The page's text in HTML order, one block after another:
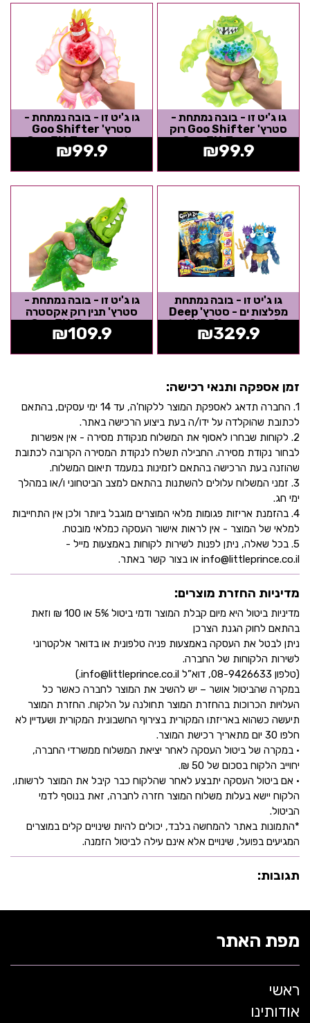
גו ג'יט זו - בובה נמתחת -
סטרץ' Goo Shifter רוק
התנין - Goo Jit Zu
₪99.9
גו ג'יט זו - בובה נמתחת -
סטרץ' Goo Shifter
בלאזאגון - Goo Jit Zu
₪99.9
גו ג'יט זו - בובה נמתחת
מפלצות ים - סטרץ' Deep
Goo Sea קינג HYDRA מלך
הסטרצ'ים -...
₪329.9
גו ג'יט זו - בובה נמתחת -
סטרץ' תנין רוק אקסטרה
סקווישי - Goo Jit Zu
₪109.9
זמן אספקה ותנאי רכישה:
1. החברה תדאג לאספקת המוצר ללקוח'ה, עד 14 ימי עסקים, בהתאם
לכתובת שהוקלדה על ידו/ה בעת ביצוע הרכישה באתר.
2. לקוחות שבחרו לאסוף את המשלוח מנקודת מסירה - אין אפשרות
לבחור נקודת מסירה. החבילה תשלח לנקודת המסירה הקרובה לכתובת
שהוזנה בעת הרכישה בהתאם לזמינות במעמד תיאום המשלוח.
3. זמני המשלוח עלולים להשתנות בהתאם למצב הביטחוני ו/או במהלך
ימי חג.
4. בהזמנת אריזות פגומות מלאי המוצרים מוגבל ביותר ולכן אין התחייבות
למלאי של המוצר - אין לראות אישור העסקה כמלאי מובטח.
5. בכל שאלה, ניתן לפנות לשירות לקוחות באמצעות מייל -
info@littleprince.co.il או בצור קשר באתר.
מדיניות החזרת מוצרים:
מדיניות ביטול היא מיום קבלת המוצר ודמי ביטול 5% או 100 ₪ וזאת
בהתאם לחוק הגנת הצרכן
ניתן לבטל את העסקה באמצעות פניה טלפונית או בדואר אלקטרוני
לשירות הלקוחות של החברה.
(טלפון 08-9426633, דוא”ל info@littleprince.co.il.)
במקרה שהביטול אושר – יש להשיב את המוצר לחברה כאשר כל
העלויות הכרוכות בהחזרת המוצר תחולנה על הלקוח. החזרת המוצר
תיעשה כשהוא באריזתו המקורית בצירוף החשבונית המקורית ושעדיין לא
חלפו 30 יום מתאריך רכישת המוצר.
• במקרה של ביטול העסקה לאחר יציאת המשלוח ממשרדי החברה,
יחוייב הלקוח בסכום של 50 ₪.
• אם ביטול העסקה יתבצע לאחר שהלקוח כבר קיבל את המוצר לרשותו,
הלקוח יישא בעלות משלוח המוצר חזרה לחברה, זאת בנוסף לדמי
הביטול.
*התמונות באתר להמחשה בלבד, יכולים להיות שינויים קלים במוצרים
המגיעים בפועל, שינויים אלא אינם עילה לביטול הזמנה.
תגובות:
מפת האתר
ראשי
אודותינו